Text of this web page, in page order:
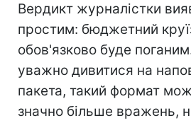
Вердикт журналістки
простим: бюджетний
обов'язково буде
уважно дивитися на
пакета, такий формат
значно більше вражень,